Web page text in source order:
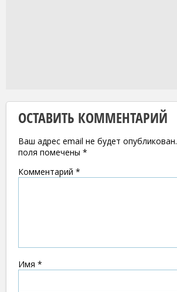
ОСТАВИТЬ КОММЕНТАРИЙ
Ваш адрес email не будет опубликован.
поля помечены *
Комментарий *
Имя *